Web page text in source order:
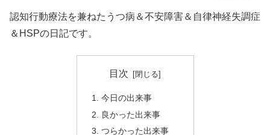
認知行動療法を兼ねたうつ病＆不安障害＆自律神経失調症
＆HSPの日記です。
目次
今日の出来事
良かった出来事
つらかった出来事